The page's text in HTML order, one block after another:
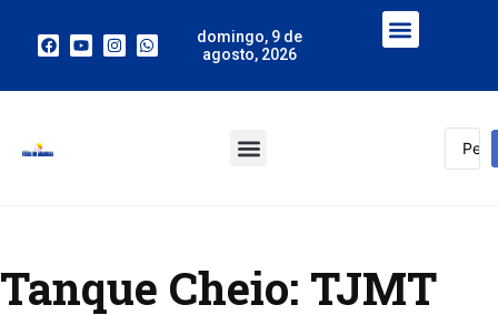
domingo, 9 de
agosto, 2026
Tanque Cheio: TJMT